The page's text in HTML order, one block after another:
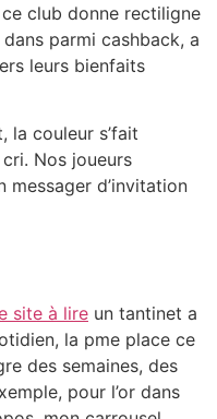
club donne rectiligne
parmi cashback, a
leurs bienfaits
la couleur s’fait
Nos joueurs
d’invitation
site à lire un tantinet a
la pme place ce
des semaines, des
pour l’or dans